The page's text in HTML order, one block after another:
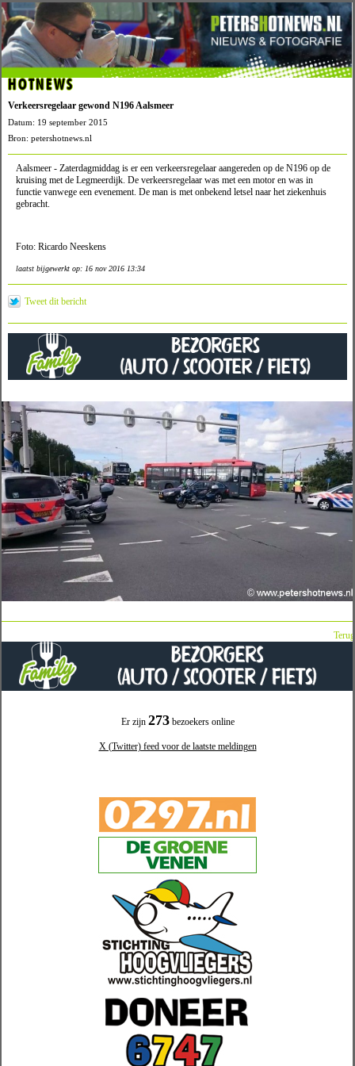
Er zijn 273bezoekers online
X (Twitter) feed voor de laatste meldingen
HOTNEWS
Verkeersregelaar gewond N196 Aalsmeer
Datum: 19 september 2015
Bron: petershotnews.nl
Aalsmeer - Zaterdagmiddag is er een verkeersregelaar aangereden op de N196 op de
kruising met de Legmeerdijk. De verkeersregelaar was met een motor en was in
functie vanwege een evenement. De man is met onbekend letsel naar het ziekenhuis
gebracht.
Foto: Ricardo Neeskens
laatst bijgewerkt op: 16 nov 2016 13:34
Tweet dit bericht
Terug